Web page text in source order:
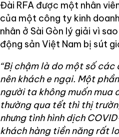
Đài RFA được một nhân
của một công ty kinh
nhân ở Sài Gòn lý giải vì
động sản Việt Nam bị sút
“Bị chậm là do một số các
nên khách e ngại. Một
người ta không muốn mua
thường qua tết thì thị
nhưng tình hình dịch
khách hàng tiền năng rất